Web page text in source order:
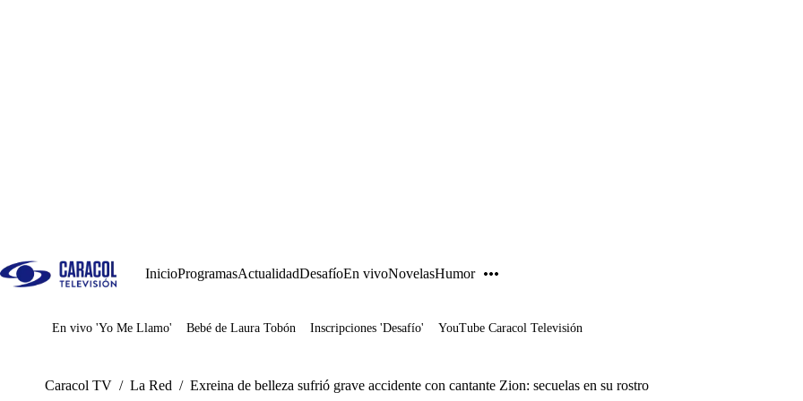
InicioProgramasActualidadDesafíoEn vivoNovelasHumor
Juegos
En vivo 'Yo Me Llamo' Bebé de Laura Tobón Inscripciones 'Desafío' YouTube Caracol Televisión
Caracol TV / La Red / Exreina de belleza sufrió grave accidente con cantante Zion: secuelas en su rostro